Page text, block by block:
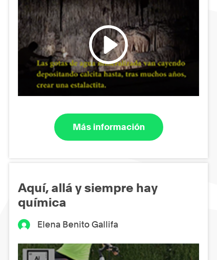
Más información
Aquí, allá y siempre hay
química
Elena Benito Gallifa